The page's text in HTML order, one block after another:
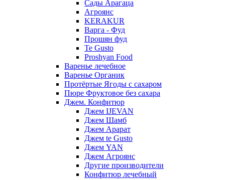
Сады Арагаца
Агроянс
KERAKUR
Варга - Фуд
Прошян фуд
Te Gusto
Proshyan Food
Варенье лечебное
Варенье Органик
Протёртые Ягоды с сахаром
Пюре Фруктовое без сахара
Джем. Конфитюр
Джем IJEVAN
Джем Шамб
Джем Арарат
Джем te Gusto
Джем YAN
Джем Агроянс
Другие производители
Конфитюр лечебный